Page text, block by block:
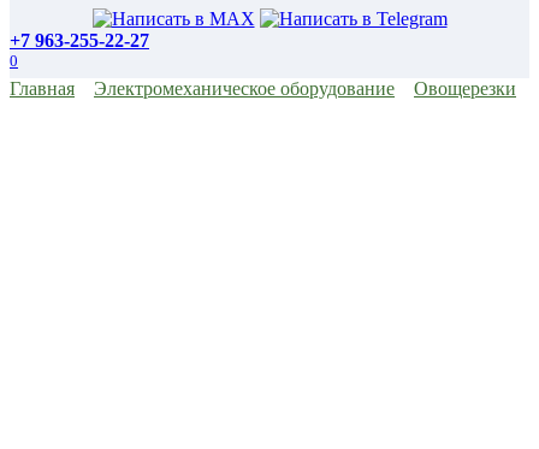
+7 963-255-22-27
0
Главная Электромеханическое оборудование Овощерезки